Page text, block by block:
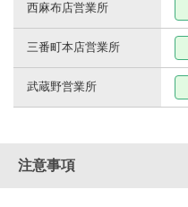
西麻布店営業所
三番町本店営業所
武蔵野営業所
注意事項